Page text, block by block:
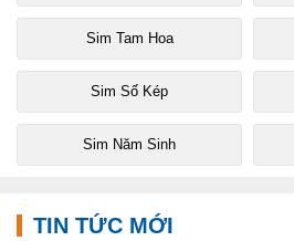
Sim Tam Hoa
Sim Số Kép
Sim Năm Sinh
TIN TỨC MỚI